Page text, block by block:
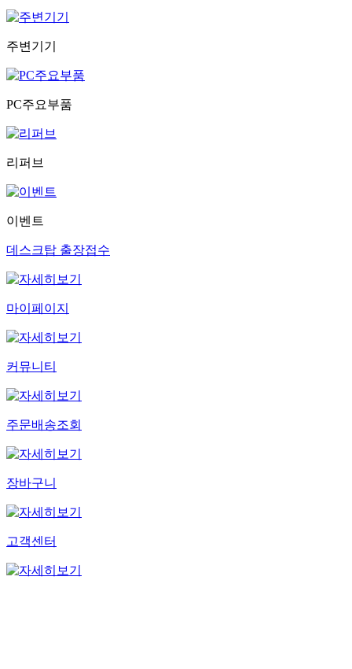
주변기기
PC주요부품
리퍼브
이벤트
데스크탑 출장접수
마이페이지
커뮤니티
주문배송조회
장바구니
고객센터